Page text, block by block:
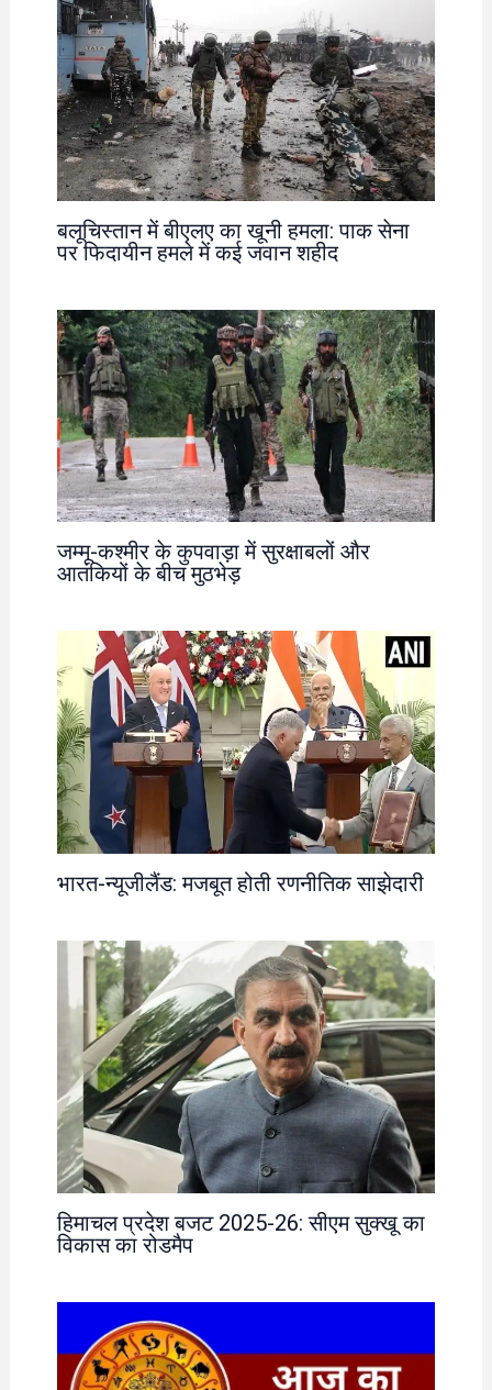
बलूचिस्तान में बीएलए का खूनी हमला: पाक सेना
पर फिदायीन हमले में कई जवान शहीद
जम्मू-कश्मीर के कुपवाड़ा में सुरक्षाबलों और
आतंकियों के बीच मुठभेड़
भारत-न्यूजीलैंड: मजबूत होती रणनीतिक साझेदारी
हिमाचल प्रदेश बजट 2025-26: सीएम सुक्खू का
विकास का रोडमैप